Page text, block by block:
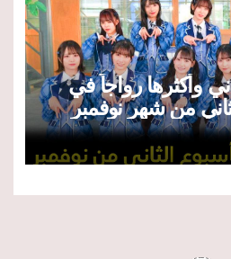
وأكثرها رواجاً في
من شهر نوفمبر